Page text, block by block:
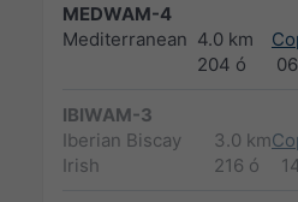
MEDWAM-4
Mediterranean 4.0 km
204 ó
IBIWAM-3
Iberian Biscay
Irish
3.0 km
216 ó